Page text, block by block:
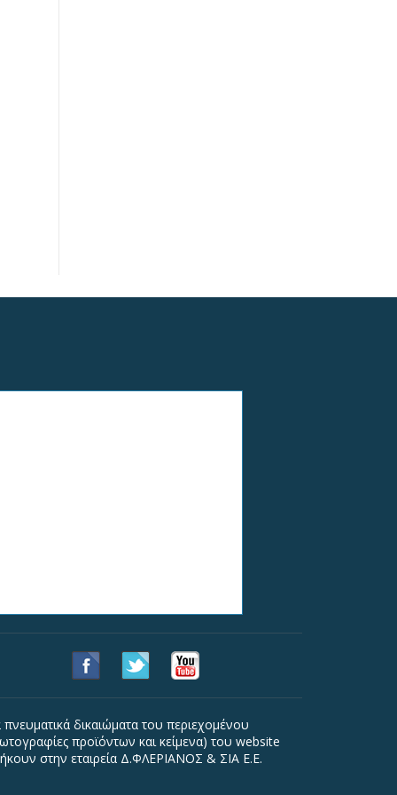
πνευματικά δικαιώματα του περιεχομένου
προϊόντων και κείμενα) του website
στην εταιρεία Δ.ΦΛΕΡΙΑΝΟΣ & ΣΙΑ Ε.Ε.